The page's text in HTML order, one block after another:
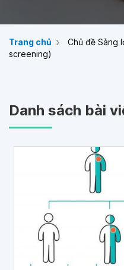
Trang chủ
Chủ đề Sàng
screening)
Danh sách bài